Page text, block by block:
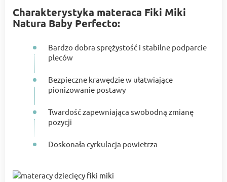
Charakterystyka materaca Fiki Miki
Natura Baby Perfecto:
Bardzo dobra sprężystość i stabilne podparcie
pleców
Bezpieczne krawędzie w ułatwiające
pionizowanie postawy
Twardość zapewniająca swobodną zmianę
pozycji
Doskonała cyrkulacja powietrza